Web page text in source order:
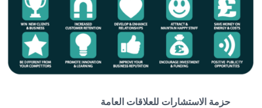
حزمة الاستشارات للعلاقات العامة